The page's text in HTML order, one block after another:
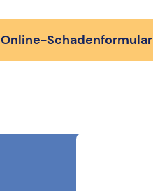
Online-Schadenformular